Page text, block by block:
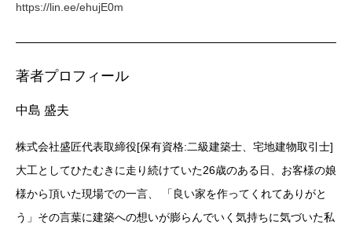
https://lin.ee/ehujE0m
著者プロフィール
中島 盛夫
株式会社盛匠代表取締役[保有資格:二級建築士、宅地建物取引士]
大工としてひたむきに走り続けていた26歳のある日、お客様の娘
様から頂いた現場での一言、 「良い家を作ってくれてありがと
う」その言葉に建築への想いが膨らんでいく気持ちに気づいた私